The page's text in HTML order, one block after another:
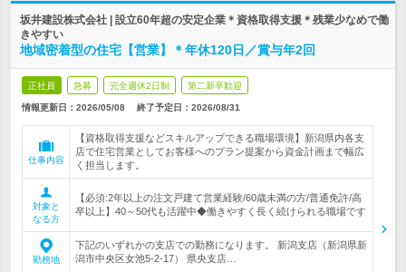
坂井建設株式会社 | 設立60年超の安定企業＊資格取得支援＊残業少なめで働
きやすい
地域密着型の住宅【営業】＊年休120日／賞与年2回
正社員 急募 完全週休2日制 第二新卒歓迎
情報更新日：2026/05/08 終了予定日： 2026/08/31
仕事内容
【資格取得支援などスキルアップできる職場環境】新潟県内各支
店で住宅営業としてお客様へのプラン提案から資金計画まで幅広
く担当します。
対象と
なる方
【必須:2年以上の注文戸建て営業経験/60歳未満の方/普通免許/高
卒以上】40～50代も活躍中◆働きやすく長く続けられる職場です
勤務地
下記のいずれかの支店での勤務になります。 新潟支店（新潟県新
潟市中央区女池5-2-17） 県央支店…